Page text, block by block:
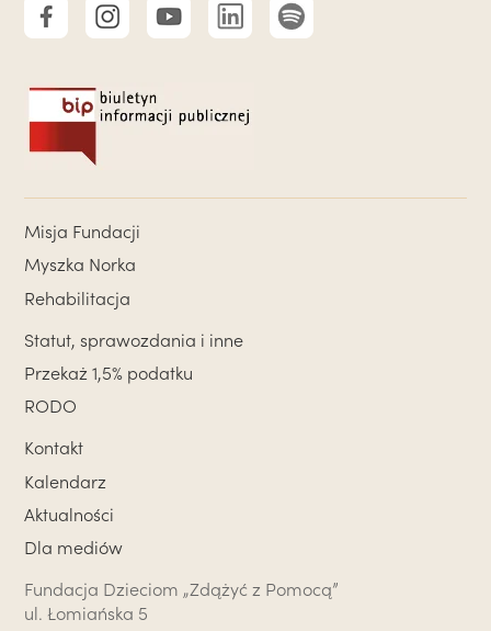
Misja Fundacji
Myszka Norka
Rehabilitacja
Statut, sprawozdania i inne
Przekaż 1,5% podatku
RODO
Kontakt
Kalendarz
Aktualności
Dla mediów
Fundacja Dzieciom „Zdążyć z Pomocą”
ul. Łomiańska 5